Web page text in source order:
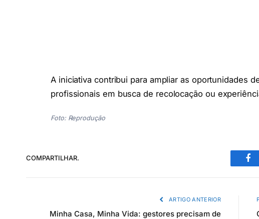
A iniciativa contribui para ampliar as oportunidades
profissionais em busca de recolocação ou
Foto: Reprodução
COMPARTILHAR.
ARTIGO ANTERIOR
Minha Casa, Minha Vida: gestores precisam de